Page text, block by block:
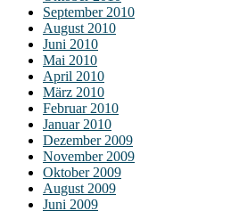
September 2010
August 2010
Juni 2010
Mai 2010
April 2010
März 2010
Februar 2010
Januar 2010
Dezember 2009
November 2009
Oktober 2009
August 2009
Juni 2009